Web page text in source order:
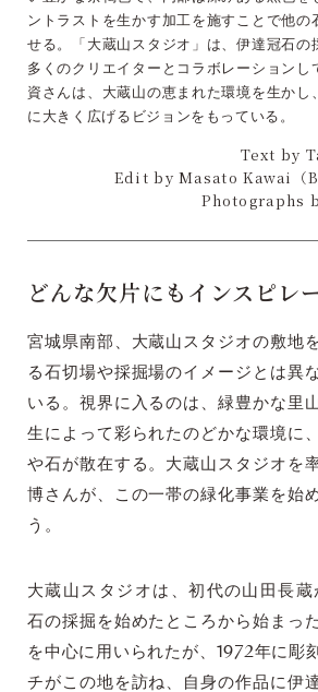
ントラストを生かす加工を施すことで他の
せる。「大蔵山スタジオ」は、伊達冠石の
多くのクリエイターとコラボレーションし
資さんは、大蔵山の恵まれた環境を生かし
に大きく広げるビジョンをもっている。
Text by
Edit by Masato Kawai（
Photographs
どんな欠片にもインスピレ
宮城県南部、大蔵山スタジオの敷地
る石切場や採掘場のイメージとは異
いる。視界に入るのは、緑豊かな里
生によって彩られたのどかな環境に
や石が散在する。大蔵山スタジオを
博さんが、この一帯の緑化事業を始
う。
大蔵山スタジオは、初代の山田長
石の採掘を始めたところから始まっ
を中心に用いられたが、1972年に彫
チがこの地を訪ね、自身の作品に伊